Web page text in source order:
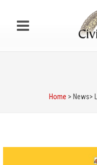
Home > News>